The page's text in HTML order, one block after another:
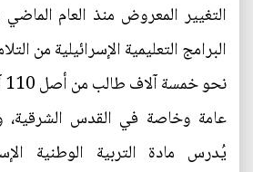
التغيير المعروض منذ العام
البرامج التعليمية الإسرائيلية من
عامة وخاصة في القدس الشرقية،
يُدرس مادة التربية الوطنية